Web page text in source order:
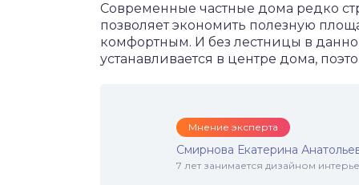
Современные частные дома редко
позволяет экономить полезную
комфортным. И без лестницы в
устанавливается в центре дома,
Мнение эксперта
Смирнова Екатерина
7 лет занимается дизайном